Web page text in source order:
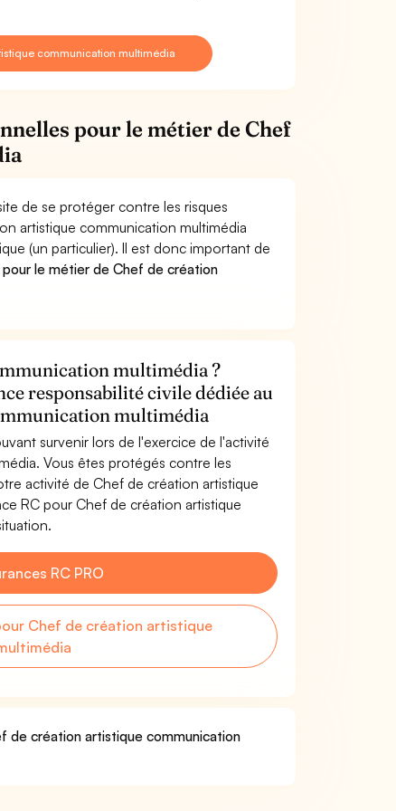
communication multimédia
pour le métier de Chef
de se protéger contre les risques
artistique communication multimédia
(un particulier). Il est donc important de
pour le métier de Chef de création
multimédia ?
responsabilité civile dédiée au
multimédia
survenir lors de l'exercice de l'activité
Vous êtes protégés contre les
activité de Chef de création artistique
RC pour Chef de création artistique
RC PRO
Chef de création artistique
de création artistique communication